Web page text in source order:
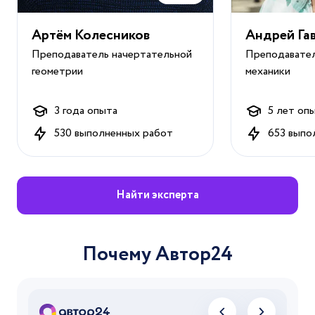
Пожарная
безопасность
11 стр. 1 день
Горное дело 11 стр.
1 день
математика
Искусственный
интеллект
2 дня
Артём Колесников
Преподаватель начертательной
геометрии
3 года опыта
530 выполненных работ
Андрей
механики
5 лет
653
Найти эксперта
Почему Автор24